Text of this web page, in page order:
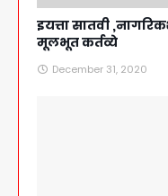
इयत्ता सातवी
मूलभूत कर्तव्ये
December 31, 2020